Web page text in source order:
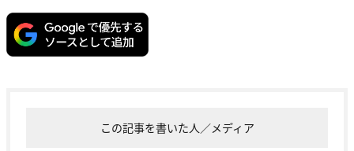
この記事を書いた人／メディア